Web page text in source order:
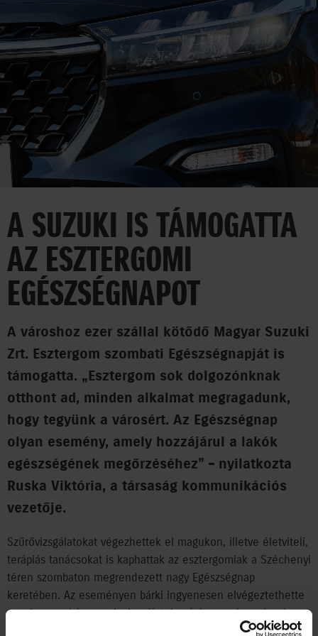
HÍREK
VÁLLALAT
SAJTÓSZOBA
35 ÉV
EGYÜTT AZ UTAKON
CORPORATE
AUTO
MARINE
A SUZUKI IS TÁMOGATTA
AZ ESZTERGOMI
EGÉSZSÉGNAPOT
A városhoz ezer szállal kötődő Magyar Suzuki
Zrt. Esztergom szombati Egészségnapját is
támogatta. „Esztergom sok dolgozónknak
otthont ad, minden alkalmat megragadunk,
hogy tegyünk a városért. Az Egészségnap
olyan esemény, amely hozzájárul a lakók
egészségének megőrzéséhez” – nyilatkozta
Ruska Viktória, a társaság kommunikációs
vezetője.
Szűrővizsgálatokat végezhettek el magukon, illetve életviteli,
terápiás tanácsokat is kaphattak az esztergomiak a Széchenyi
téren szombaton megrendezett nagy Egészségnap
keretében. Az eseményen bárki ingyenesen elvégeztethette
magán a szokásos rutinvizsgálatokat (vérnyomás-, vércukor-,
koleszterinszint-mérés), és több más mérést is, amire